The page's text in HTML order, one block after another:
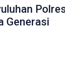
Generasi